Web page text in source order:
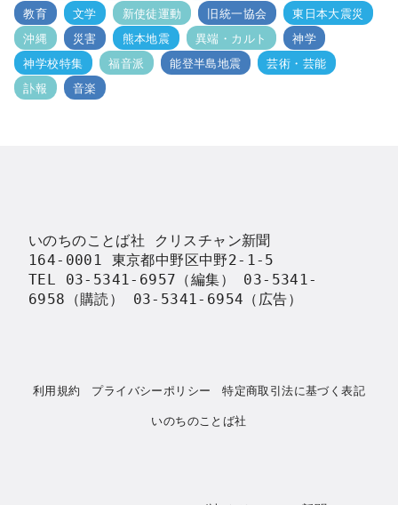
教育
文学 新使徒運動 旧統一協会
東日本大震災
沖縄
災害 熊本地震 異端・カルト
神学
神学校特集
福音派 能登半島地震
芸術・芸能
訃報
音楽
いのちのことば社 クリスチャン新聞
164-0001 東京都中野区中野2-1-5
TEL 03-5341-6957（編集） 03-5341-
6958（購読） 03-5341-6954（広告）
利用規約 プライバシーポリシー
特定商取引法に基づく表記
いのちのことば社